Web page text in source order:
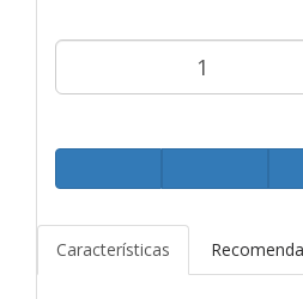
Características